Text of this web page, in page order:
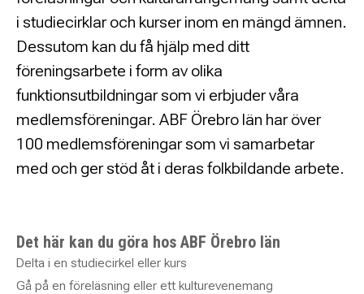
i studiecirklar och kurser inom en mängd ämnen.
Dessutom kan du få hjälp med ditt
föreningsarbete i form av olika
funktionsutbildningar som vi erbjuder våra
medlemsföreningar. ABF Örebro län har över
100 medlemsföreningar som vi samarbetar
med och ger stöd åt i deras folkbildande arbete.
Det här kan du göra hos ABF Örebro län
Delta i en studiecirkel eller kurs
Gå på en föreläsning eller ett kulturevenemang